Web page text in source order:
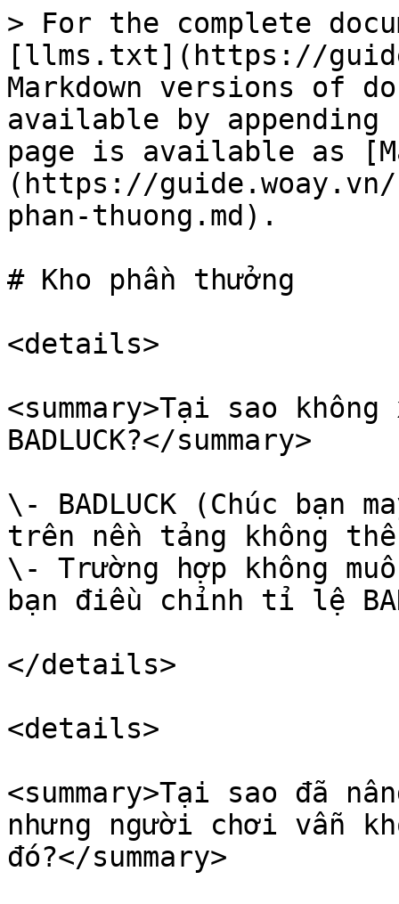
> For the complete
[llms.txt](https://
Markdown versions of
available by
page is available as
(https://guide.woay.vn/
phan-thuong.md).
# Kho phần thưởng
<details>
<summary>Tại sao
BADLUCK?</summary>
\- BADLUCK (Chúc bạn
trên nền tảng không
\- Trường hợp không
bạn điều chỉnh tỉ lệ
</details>
<details>
<summary>Tại sao đã
nhưng người chơi vẫn
đó?</summary>